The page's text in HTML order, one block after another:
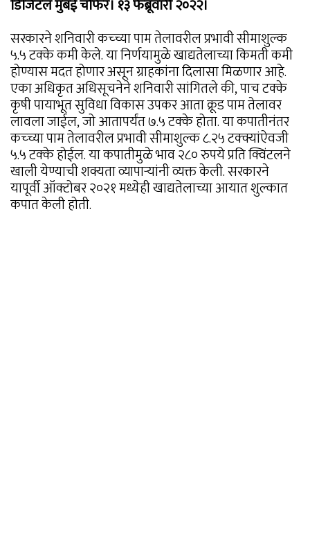
डिजिटल मुंबई चौफेर। १३ फेब्रूवारी २०२२।
सरकारने शनिवारी कच्च्या पाम तेलावरील प्रभावी सीमाशुल्क
५.५ टक्के कमी केले. या निर्णयामुळे खाद्यतेलाच्या किमती कमी
होण्यास मदत होणार असून ग्राहकांना दिलासा मिळणार आहे.
एका अधिकृत अधिसूचनेने शनिवारी सांगितले की, पाच टक्के
कृषी पायाभूत सुविधा विकास उपकर आता क्रूड पाम तेलावर
लावला जाईल, जो आतापर्यंत ७.५ टक्के होता. या कपातीनंतर
कच्च्या पाम तेलावरील प्रभावी सीमाशुल्क ८.२५ टक्क्यांऐवजी
५.५ टक्के होईल. या कपातीमुळे भाव २८० रुपये प्रति क्विंटलने
खाली येण्याची शक्यता व्यापाऱ्यांनी व्यक्त केली. सरकारने
यापूर्वी ऑक्टोबर २०२१ मध्येही खाद्यतेलाच्या आयात शुल्कात
कपात केली होती.